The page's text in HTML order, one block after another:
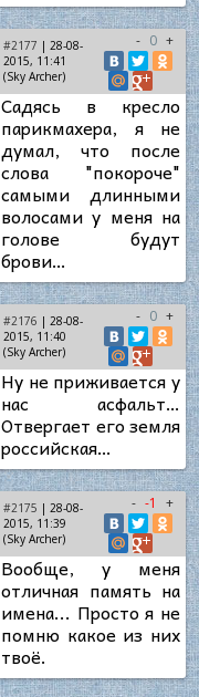
#2177 | 28-08-
2015, 11:41
(Sky Archer)
- 0 +
Садясь в кресло
парикмахера, я не
думал, что после
слова "покороче"
самыми длинными
волосами у меня на
голове будут
брови…
#2176 | 28-08-
2015, 11:40
(Sky Archer)
- 0 +
Ну не приживается у
нас асфальт…
Отвергает его земля
российская…
#2175 | 28-08-
2015, 11:39
(Sky Archer)
- -1 +
Вообще, у меня
отличная память на
имена... Просто я не
помню какое из них
твоё.